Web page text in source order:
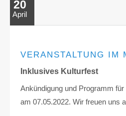
20
April
VERANSTALTUNG IM
Inklusives Kulturfest
Ankündigung und Programm
am 07.05.2022. Wir freuen uns